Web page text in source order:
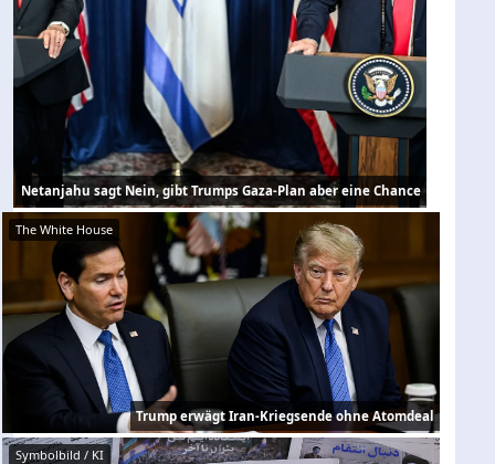
Netanjahu sagt Nein, gibt Trumps Gaza-Plan aber eine Chance
The White House
Trump erwägt Iran-Kriegsende ohne Atomdeal
Symbolbild / KI